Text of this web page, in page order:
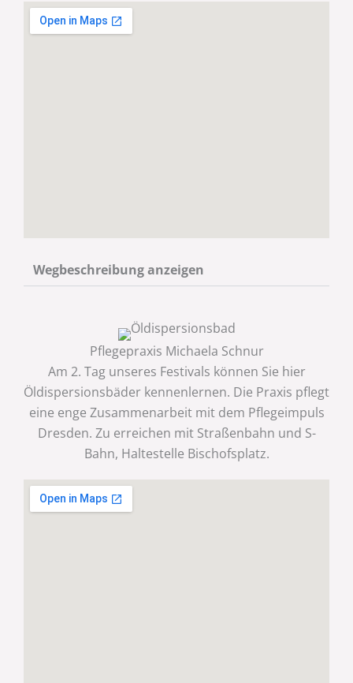
Wegbeschreibung anzeigen
Pflegepraxis Michaela Schnur
Am 2. Tag unseres Festivals können Sie hier
Öldispersionsbäder kennenlernen. Die Praxis pflegt
eine enge Zusammenarbeit mit dem Pflegeimpuls
Dresden. Zu erreichen mit Straßenbahn und S-
Bahn, Haltestelle Bischofsplatz.